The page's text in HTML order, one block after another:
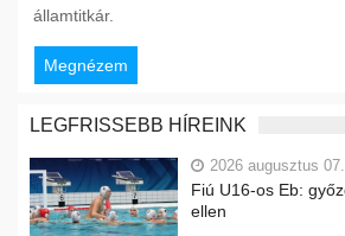
államtitkár.
Megnézem
LEGFRISSEBB HÍREINK
2026 augusztus 07.
Fiú U16-os Eb:
ellen